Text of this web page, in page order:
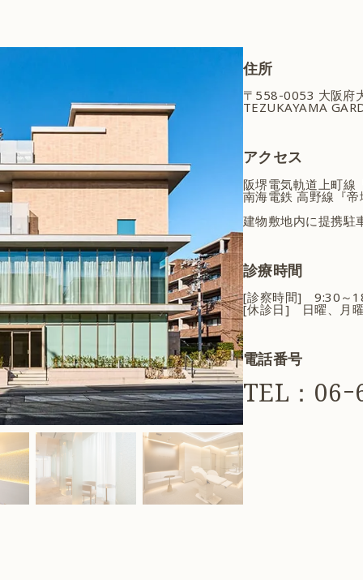
住所
〒558-0053 大阪府
TEZUKAYAMA
アクセス
阪堺電気軌道上町
南海電鉄 高野線『
建物敷地内に提携駐
診療時間
[診察時間] 9:30～
[休診日] 日曜、月曜
電話番号
TEL：06